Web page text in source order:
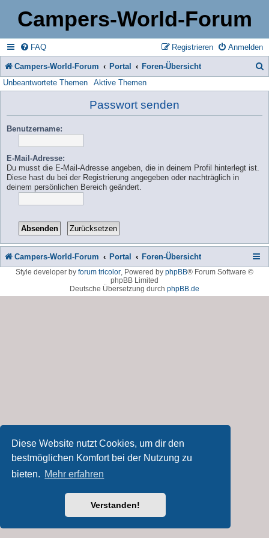
Diese Website nutzt Cookies, um dir den
bestmöglichen Komfort bei der Nutzung zu
bieten. Mehr erfahren
Verstanden!
Campers-World-Forum
FAQ Anmelden
Registrieren
Campers-World-Forum Portal Foren-Übersicht
Unbeantwortete Themen Aktive Themen
Passwort senden
Benutzername:
E-Mail-Adresse:
Du musst die E-Mail-Adresse angeben, die in deinem Profil hinterlegt ist.
Diese hast du bei der Registrierung angegeben oder nachträglich in
deinem persönlichen Bereich geändert.
Campers-World-Forum Portal Foren-Übersicht
Style developer by forum tricolor Powered by phpBB® Forum Software ©
phpBB Limited
Deutsche Übersetzung durch phpBB.de